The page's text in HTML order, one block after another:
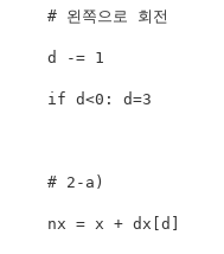
# 왼쪽으로 회전
    d
-= 1
if d<0 : d=3
# 2-a)
    nx
= x + dx d